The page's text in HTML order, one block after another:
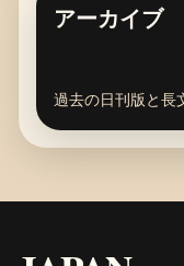
アーカイブ
過去の日刊版と長